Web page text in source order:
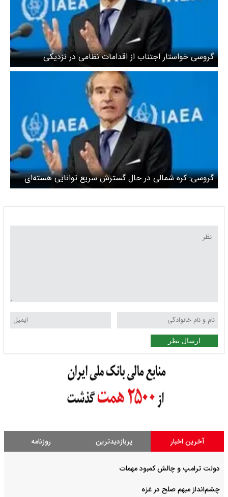
گروسی خواستار اجتناب از اقدامات نظامی در نزدیکی
تاسیسات هسته‌ای زاپوریژیا شد
گروسی: کره شمالی در حال گسترش سریع توانایی هسته‌ای
خود است
ارسال نظر
آخرین اخبار پربازدیدترین روزنامه
دولت ترامپ و چالش کمبود مهمات
چشم‌انداز مبهم صلح در غزه